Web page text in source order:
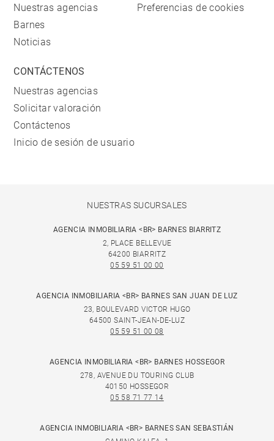
Nuestras agencias
Barnes
Noticias
Preferencias de cookies
CONTÁCTENOS
Nuestras agencias
Solicitar valoración
Contáctenos
Inicio de sesión de usuario
NUESTRAS SUCURSALES
AGENCIA INMOBILIARIA <BR> BARNES BIARRITZ
2, PLACE BELLEVUE
64200 BIARRITZ
05 59 51 00 00
AGENCIA INMOBILIARIA <BR> BARNES SAN JUAN DE LUZ
23, BOULEVARD VICTOR HUGO
64500 SAINT-JEAN-DE-LUZ
05 59 51 00 08
AGENCIA INMOBILIARIA <BR> BARNES HOSSEGOR
278, AVENUE DU TOURING CLUB
40150 HOSSEGOR
05 58 71 77 14
AGENCIA INMOBILIARIA <BR> BARNES SAN SEBASTIÁN